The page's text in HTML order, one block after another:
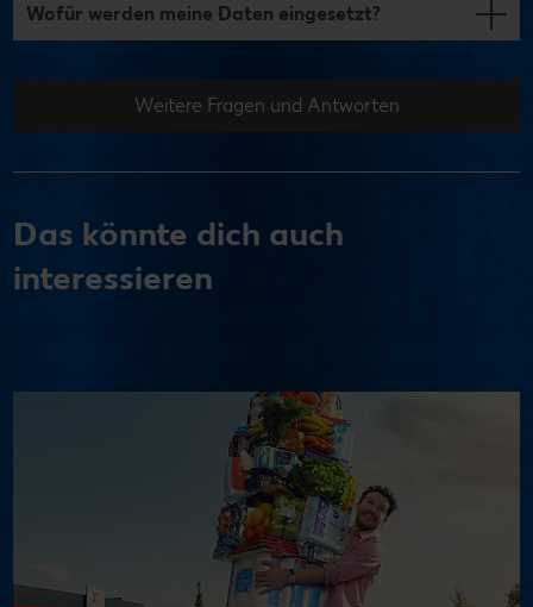
Wofür werden meine Daten eingesetzt?
Weitere Fragen und Antworten
Das könnte dich auch
interessieren